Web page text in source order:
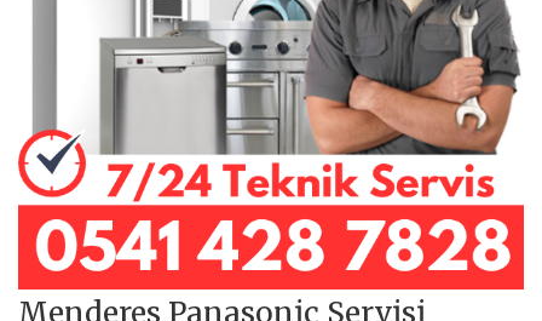
Menderes Panasonic Servisi